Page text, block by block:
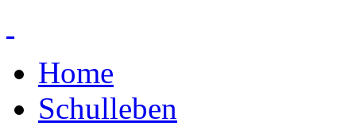
Home
Schulleben